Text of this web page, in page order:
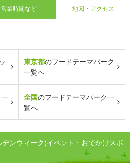
営業時間など 地図・アクセス
東京都のフードテーマパーク
一覧へ
全国のフードテーマパーク一
覧へ
ンウィーク)イベント・おでかけスポ